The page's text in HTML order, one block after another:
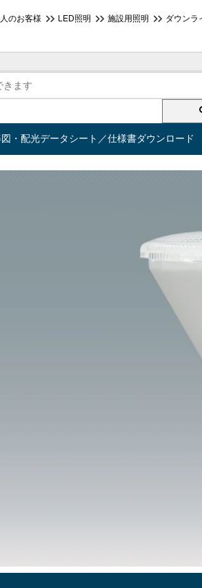
のお客様 LED照明 施設用照明 ダウンラ
・配光データシート／仕様書ダウンロード